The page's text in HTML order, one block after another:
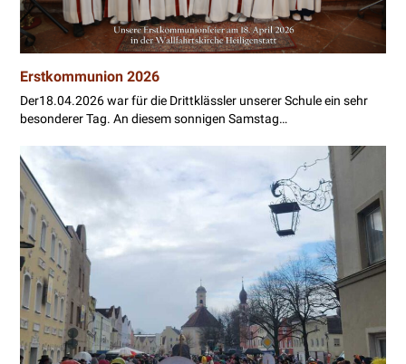
Erstkommunion 2026
Der18.04.2026 war für die Drittklässler unserer Schule ein sehr
besonderer Tag. An diesem sonnigen Samstag…